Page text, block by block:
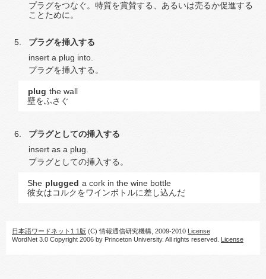
プラグをつなぐ。特質を賞賛する、あるいは売るか促進する
ことために。
プラグを挿入する
insert a plug into.
プラグを挿入する。
plug the wall
壁をふさぐ
プラグとしての挿入する
insert as a plug.
プラグとしての挿入する。
She plugged a cork in the wine bottle
彼女はコルクをワインボトルに差し込んだ
日本語ワードネット1.1版 (C) 情報通信研究機構, 2009-2010 License
WordNet 3.0 Copyright 2006 by Princeton University. All rights reserved. License